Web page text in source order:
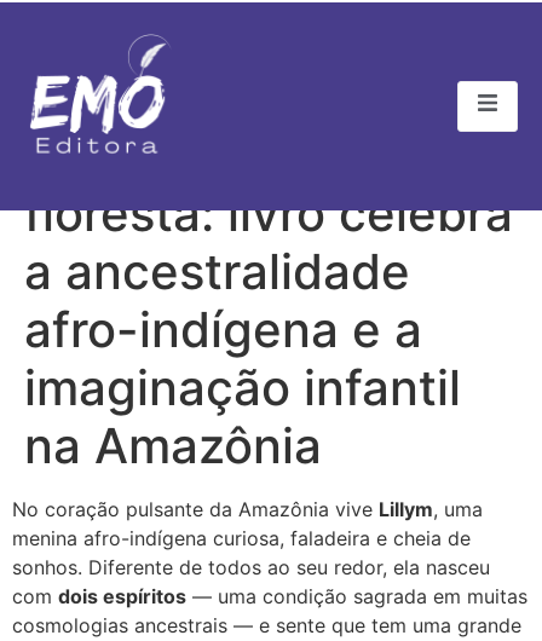
A menina que ouve a
floresta: livro celebra
a ancestralidade
afro-indígena e a
imaginação infantil
na Amazônia
No coração pulsante da Amazônia vive Lillym, uma
menina afro-indígena curiosa, faladeira e cheia de
sonhos. Diferente de todos ao seu redor, ela nasceu
com dois espíritos — uma condição sagrada em muitas
cosmologias ancestrais — e sente que tem uma grande